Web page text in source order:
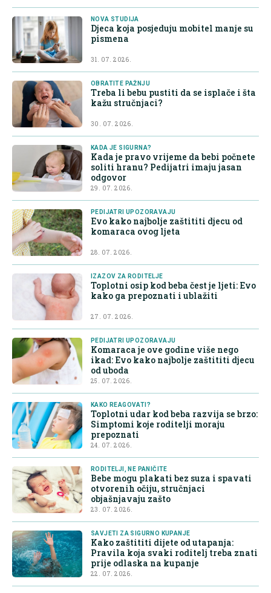
NOVA STUDIJA
Djeca koja posjeduju mobitel manje su
pismena
31. 07. 2026.
OBRATITE PAŽNJU
Treba li bebu pustiti da se isplače i šta
kažu stručnjaci?
30. 07. 2026.
KADA JE SIGURNA?
Kada je pravo vrijeme da bebi počnete
soliti hranu? Pedijatri imaju jasan
odgovor
29. 07. 2026.
PEDIJATRI UPOZORAVAJU
Evo kako najbolje zaštititi djecu od
komaraca ovog ljeta
28. 07. 2026.
IZAZOV ZA RODITELJE
Toplotni osip kod beba čest je ljeti: Evo
kako ga prepoznati i ublažiti
27. 07. 2026.
PEDIJATRI UPOZORAVAJU
Komaraca je ove godine više nego
ikad: Evo kako najbolje zaštititi djecu
od uboda
25. 07. 2026.
KAKO REAGOVATI?
Toplotni udar kod beba razvija se brzo:
Simptomi koje roditelji moraju
prepoznati
24. 07. 2026.
RODITELJI, NE PANIČITE
Bebe mogu plakati bez suza i spavati
otvorenih očiju, stručnjaci
objašnjavaju zašto
23. 07. 2026.
SAVJETI ZA SIGURNO KUPANJE
Kako zaštititi dijete od utapanja:
Pravila koja svaki roditelj treba znati
prije odlaska na kupanje
22. 07. 2026.